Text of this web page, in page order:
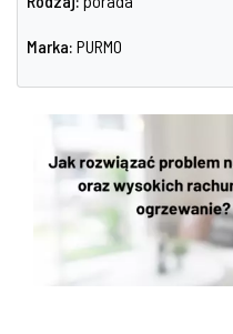
Marka: PURMO